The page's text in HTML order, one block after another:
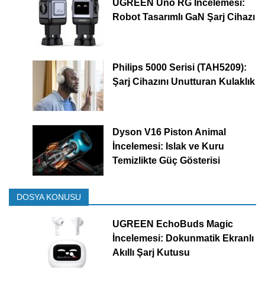
UGREEN Uno RG İncelemesi:
Robot Tasarımlı GaN Şarj Cihazı
Philips 5000 Serisi (TAH5209):
Şarj Cihazını Unutturan Kulaklık
Dyson V16 Piston Animal
İncelemesi: Islak ve Kuru
Temizlikte Güç Gösterisi
DOSYA KONUSU
UGREEN EchoBuds Magic
İncelemesi: Dokunmatik Ekranlı
Akıllı Şarj Kutusu